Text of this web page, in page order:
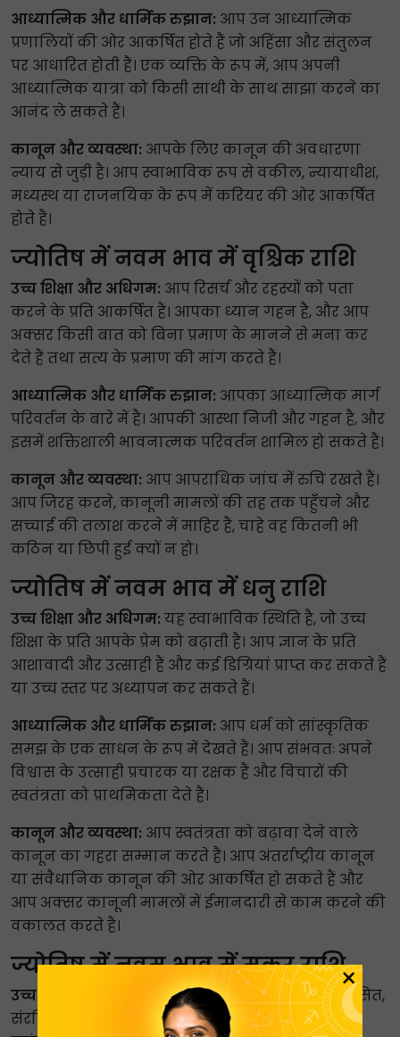
आध्यात्मिक और धार्मिक रुझान: आप उन आध्यात्मिक
प्रणालियों की ओर आकर्षित होते हैं जो अहिंसा और संतुलन
पर आधारित होती हैं। एक व्यक्ति के रूप में, आप अपनी
आध्यात्मिक यात्रा को किसी साथी के साथ साझा करने का
आनंद ले सकते हैं।
कानून और व्यवस्था: आपके लिए कानून की अवधारणा
न्याय से जुड़ी है। आप स्वाभाविक रूप से वकील, न्यायाधीश,
मध्यस्थ या राजनयिक के रूप में करियर की ओर आकर्षित
होते हैं।
ज्योतिष में नवम भाव में वृश्चिक राशि
उच्च शिक्षा और अधिगम: आप रिसर्च और रहस्यों को पता
करने के प्रति आकर्षित हैं। आपका ध्यान गहन है, और आप
अक्सर किसी बात को बिना प्रमाण के मानने से मना कर
देते हैं तथा सत्य के प्रमाण की मांग करते हैं।
आध्यात्मिक और धार्मिक रुझान: आपका आध्यात्मिक मार्ग
परिवर्तन के बारे में है। आपकी आस्था निजी और गहन है, और
इसमें शक्तिशाली भावनात्मक परिवर्तन शामिल हो सकते हैं।
कानून और व्यवस्था: आप आपराधिक जांच में रुचि रखते हैं।
आप जिरह करने, कानूनी मामलों की तह तक पहुँचने और
सच्चाई की तलाश करने में माहिर हैं, चाहे वह कितनी भी
कठिन या छिपी हुई क्यों न हो।
ज्योतिष में नवम भाव में धनु राशि
उच्च शिक्षा और अधिगम: यह स्वाभाविक स्थिति है, जो उच्च
शिक्षा के प्रति आपके प्रेम को बढ़ाती है। आप ज्ञान के प्रति
आशावादी और उत्साही हैं और कई डिग्रियां प्राप्त कर सकते हैं
या उच्च स्तर पर अध्यापन कर सकते हैं।
आध्यात्मिक और धार्मिक रुझान: आप धर्म को सांस्कृतिक
समझ के एक साधन के रूप में देखते हैं। आप संभवतः अपने
विश्वास के उत्साही प्रचारक या रक्षक हैं और विचारों की
स्वतंत्रता को प्राथमिकता देते हैं।
कानून और व्यवस्था: आप स्वतंत्रता को बढ़ावा देने वाले
कानून का गहरा सम्मान करते हैं। आप अंतर्राष्ट्रीय कानून
या संवैधानिक कानून की ओर आकर्षित हो सकते हैं और
आप अक्सर कानूनी मामलों में ईमानदारी से काम करने की
वकालत करते हैं।
ज्योतिष में नवम भाव में मकर राशि
उच्च शिक्षा और अधिगम:
आपकी अध्ययन पद्धति अनुशासित,
संरचित और लक्ष्य को पूरा करने वाली होती है। आप
×